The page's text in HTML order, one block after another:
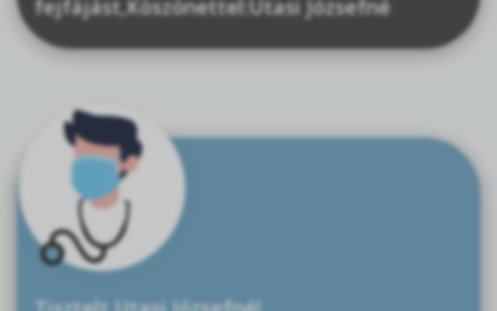
fejfájást,Köszönettel:Utasi Józsefné